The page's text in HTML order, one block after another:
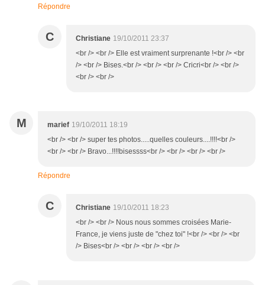
Répondre
C Christiane 19/10/2011 23:37
<br /> <br /> Elle est vraiment surprenante !<br /> <br
/> <br /> Bises.<br /> <br /> <br /> Cricri<br /> <br />
<br /> <br />
M marief 19/10/2011 18:19
<br /> <br /> super tes photos.....quelles couleurs....!!!!<br />
<br /> <br /> Bravo...!!!!bisessss<br /> <br /> <br /> <br />
Répondre
C Christiane 19/10/2011 18:23
<br /> <br /> Nous nous sommes croisées Marie-
France, je viens juste de "chez toi" !<br /> <br /> <br
/> Bises<br /> <br /> <br /> <br />